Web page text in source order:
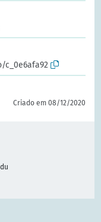
c_0e6afa92
Criado em 08/12/2020